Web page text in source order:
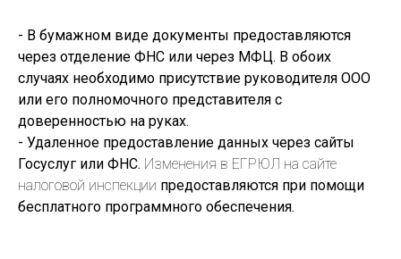
- В бумажном виде документы предоставляются
через отделение ФНС или через МФЦ. В обоих
случаях необходимо присутствие руководителя ООО
или его полномочного представителя с
доверенностью на руках.
- Удаленное предоставление данных через сайты
Госуслуг или ФНС. Изменения в ЕГРЮЛ на сайте
налоговой инспекции предоставляются при помощи
бесплатного программного обеспечения.